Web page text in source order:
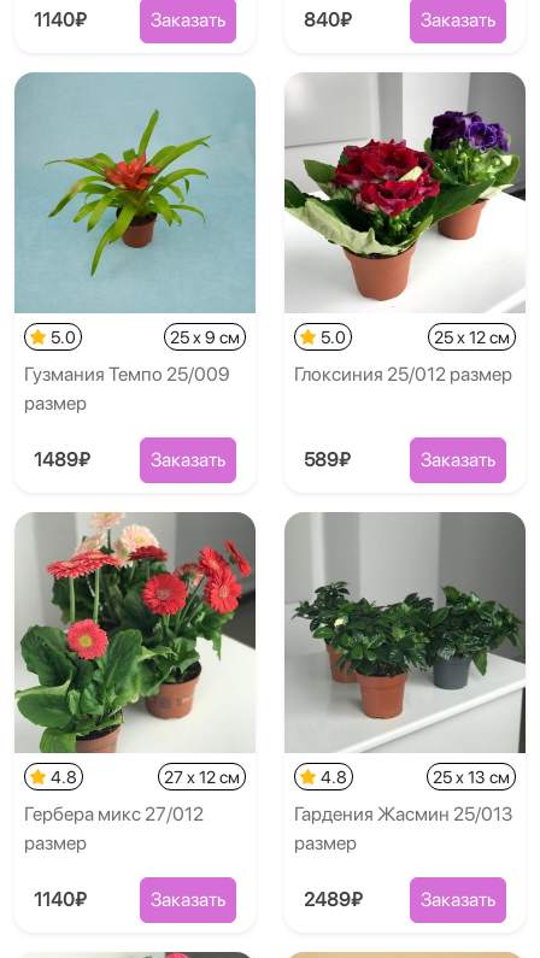
1140₽ Заказать 840₽ Заказать
5.0 25 x 9 см
Гузмания Темпо 25/009
размер
1489₽ Заказать
5.0 25 x 12 см
Глоксиния 25/012 размер
589₽ Заказать
4.8 27 x 12 см
Гербера микс 27/012
размер
1140₽ Заказать
4.8 25 x 13 см
Гардения Жасмин 25/013
размер
2489₽ Заказать